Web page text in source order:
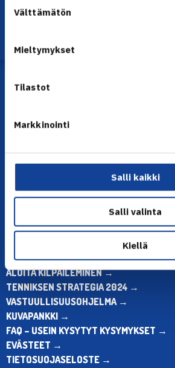
valinta
Välttämätön
Mieltymykset
Tilastot
Markkinointi
Salli kaikki
Salli valinta
Kiellä
Olympiastadion, Paavo Nurmen tie 1,
Puh. 010 574 3959
Toimiston puhelinajat:
Muina aikoina olkaa yhteydessä
sähköpostitse: toimisto@tennis.fi
KAIKKI YHTEYSTIEDOT →
ALOITA HARRASTUS →
ALOITA KILPAILEMINEN →
TENNIKSEN STRATEGIA 2024 →
VASTUULLISUUSOHJELMA →
KUVAPANKKI →
FAQ – USEIN KYSYTYT KYSYMYKSET →
EVÄSTEET →
TIETOSUOJASELOSTE →